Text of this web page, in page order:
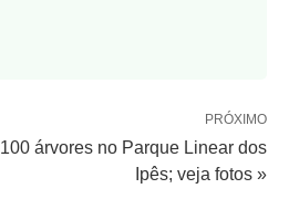
PRÓXIMO
árvores no Parque Linear dos
Ipês; veja fotos »